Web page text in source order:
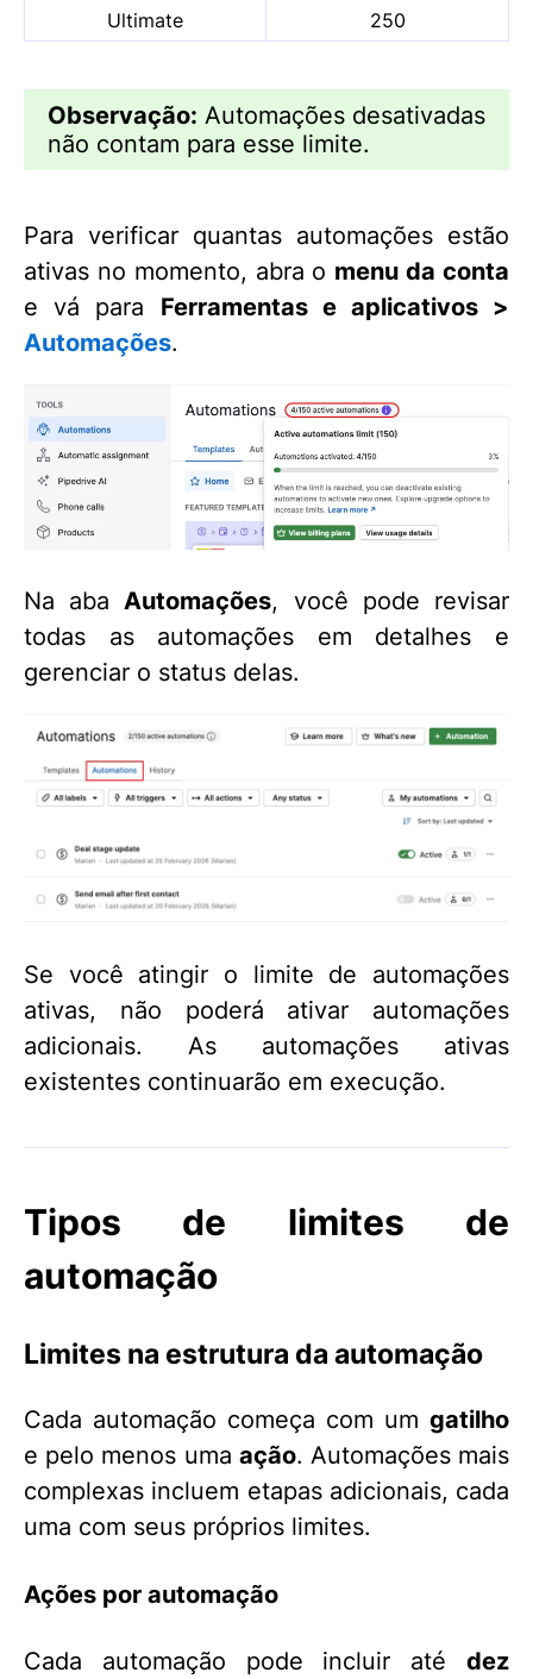
Ultimate
250
Observação: Automações desativadas
não contam para esse limite.
Para verificar quantas automações estão
ativas no momento, abra o menu da conta
e vá para Ferramentas e aplicativos >
Automações.
Na aba Automações, você pode revisar
todas as automações em detalhes e
gerenciar o status delas.
Se você atingir o limite de automações
ativas, não poderá ativar automações
adicionais. As automações ativas
existentes continuarão em execução.
Tipos de limites de
automação
Limites na estrutura da automação
Cada automação começa com um gatilho
e pelo menos uma ação. Automações mais
complexas incluem etapas adicionais, cada
uma com seus próprios limites.
Ações por automação
Cada automação pode incluir até dez